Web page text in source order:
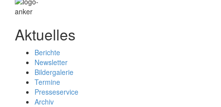
Aktuelles
Berichte
Newsletter
Bildergalerie
Termine
Presseservice
Archiv